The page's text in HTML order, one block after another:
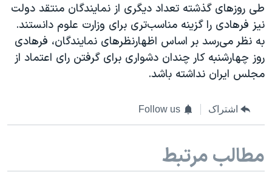
طی روزهای گذشته تعداد دیگری از نمایندگان منتقد دولت
نیز فرهادی را گزینه مناسب‌تری برای وزارت علوم دانستند.
به نظر می‌رسد بر اساس اظهارنظرهای نمایندگان، فرهادی
روز چهارشنبه کار چندان دشواری برای گرفتن رای اعتماد از
مجلس ایران نداشته باشد.
اشتراک Follow us
مطالب مرتبط